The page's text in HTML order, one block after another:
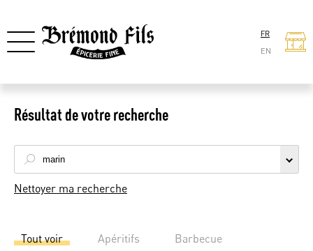
FR
EN
Résultat de votre recherche
Nettoyer ma recherche
Tout voir Apéritifs Barbecue